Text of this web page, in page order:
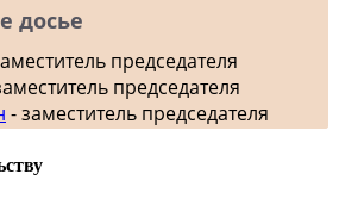
досье
председателя
председателя
- заместитель председателя